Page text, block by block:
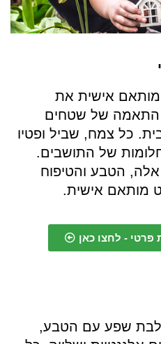
מותאם אישית את
התאמה של שטחים
כל צמח, שביל ופטיו
של התושבים.
הטבע והטיפוח
מותאם אישית.
פרטי - לחצו כאן
שפע עם הטבע,